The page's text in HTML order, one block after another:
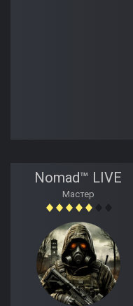
Nomad™ LIVE
Мастер